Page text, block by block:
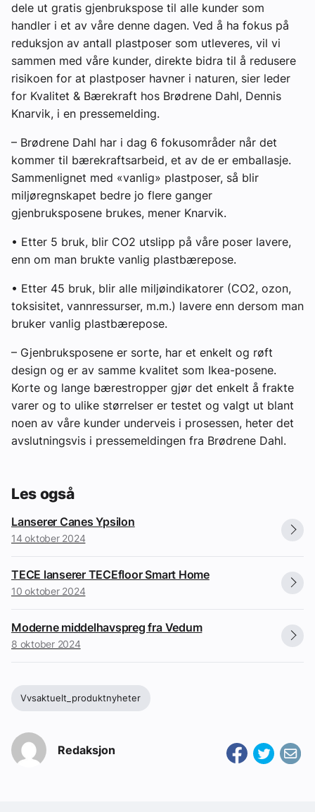
dele ut gratis gjenbrukspose til alle kunder som
handler i et av våre denne dagen. Ved å ha fokus på
reduksjon av antall plastposer som utleveres, vil vi
sammen med våre kunder, direkte bidra til å redusere
risikoen for at plastposer havner i naturen, sier leder
for Kvalitet & Bærekraft hos Brødrene Dahl, Dennis
Knarvik, i en pressemelding.
– Brødrene Dahl har i dag 6 fokusområder når det
kommer til bærekraftsarbeid, et av de er emballasje.
Sammenlignet med «vanlig» plastposer, så blir
miljøregnskapet bedre jo flere ganger
gjenbruksposene brukes, mener Knarvik.
• Etter 5 bruk, blir CO2 utslipp på våre poser lavere,
enn om man brukte vanlig plastbærepose.
• Etter 45 bruk, blir alle miljøindikatorer (CO2, ozon,
toksisitet, vannressurser, m.m.) lavere enn dersom man
bruker vanlig plastbærepose.
– Gjenbruksposene er sorte, har et enkelt og røft
design og er av samme kvalitet som Ikea-posene.
Korte og lange bærestropper gjør det enkelt å frakte
varer og to ulike størrelser er testet og valgt ut blant
noen av våre kunder underveis i prosessen, heter det
avslutningsvis i pressemeldingen fra Brødrene Dahl.
Les også
Lanserer Canes Ypsilon
14 oktober 2024
TECE lanserer TECEfloor Smart Home
10 oktober 2024
Moderne middelhavspreg fra Vedum
8 oktober 2024
Vvsaktuelt_produktnyheter
Redaksjon